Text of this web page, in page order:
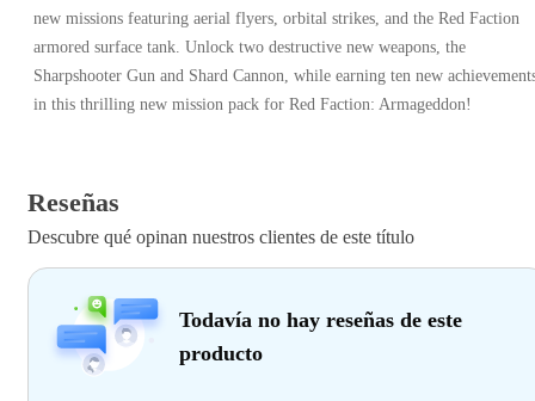
new missions featuring aerial flyers, orbital strikes, and the Red Faction
armored surface tank. Unlock two destructive new weapons, the
Sharpshooter Gun and Shard Cannon, while earning ten new
in this thrilling new mission pack for Red Faction: Armageddon!
Reseñas
Descubre qué opinan nuestros clientes de este título
Todavía no hay reseñas de este
producto